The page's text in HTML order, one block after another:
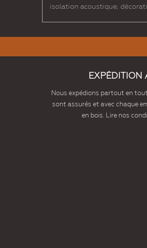
isolation acoustique;
EXPÉDITION
Nous expédions partout en
sont assurés et avec chaque
en bois. Lire nos